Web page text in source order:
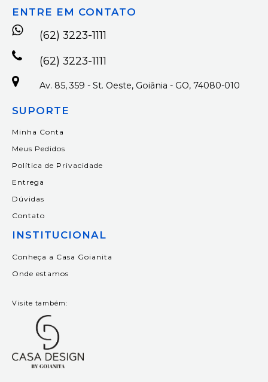
ENTRE EM CONTATO
(62) 3223-1111
(62) 3223-1111
Av. 85, 359 - St. Oeste, Goiânia - GO, 74080-010
SUPORTE
Minha Conta
Meus Pedidos
Política de Privacidade
Entrega
Dúvidas
Contato
INSTITUCIONAL
Conheça a Casa Goianita
Onde estamos
Visite também: